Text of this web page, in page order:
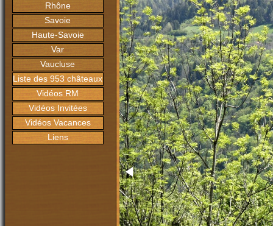
Rhône
Savoie
Haute-Savoie
Var
Vaucluse
Liste des 953 châteaux
Vidéos RM
Vidéos Invitées
Vidéos Vacances
Liens